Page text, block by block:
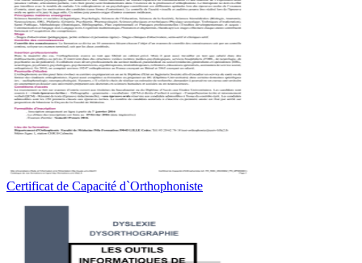
Certificat de Capacité d`Orthophoniste